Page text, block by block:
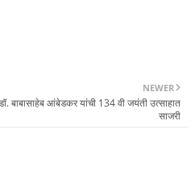
NEWER
बाबासाहेब आंबेडकर यांची 134 वी जयंती उत्साहात
साजरी